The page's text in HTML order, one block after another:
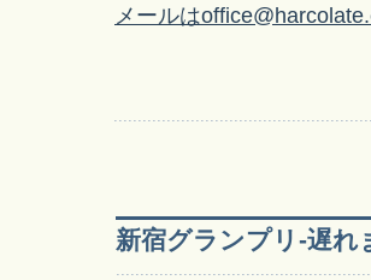
メールは
新宿グランプリ-遅れ